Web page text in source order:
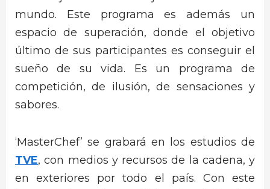
mundo. Este programa es además un
espacio de superación, donde el objetivo
último de sus participantes es conseguir el
sueño de su vida. Es un programa de
competición, de ilusión, de sensaciones y
sabores.
‘MasterChef’ se grabará en los estudios de
TVE, con medios y recursos de la cadena, y
en exteriores por todo el país. Con este